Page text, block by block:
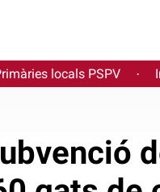
locals PSPV ·